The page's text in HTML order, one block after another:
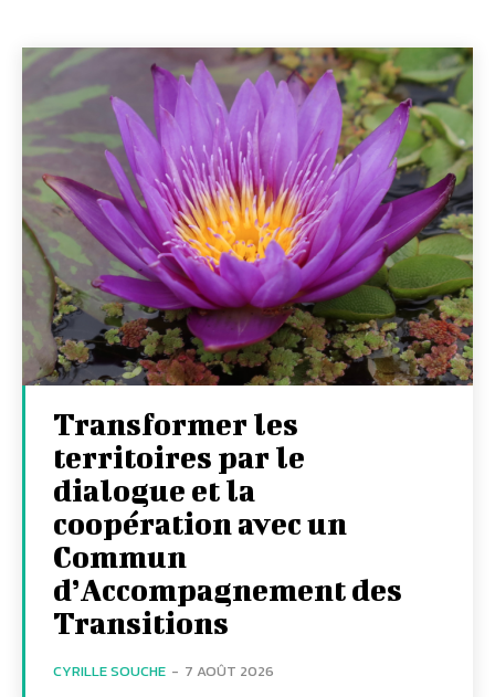
Transformer les
territoires par le
dialogue et la
coopération avec un
Commun
d’Accompagnement des
Transitions
CYRILLE SOUCHE - 7 AOÛT 2026